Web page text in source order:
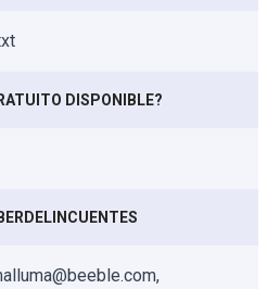
DISPONIBLE?